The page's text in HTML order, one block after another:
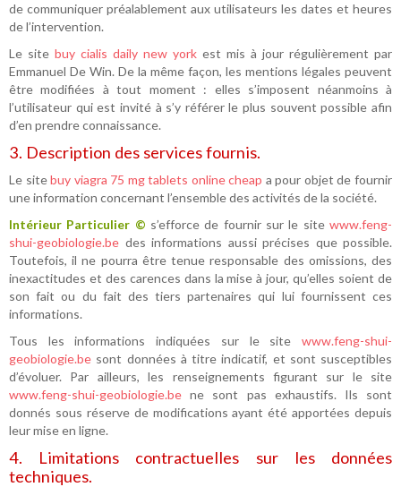
de communiquer préalablement aux utilisateurs les dates et heures
de l’intervention.
Le site buy cialis daily new york est mis à jour régulièrement par
Emmanuel De Win. De la même façon, les mentions légales peuvent
être modifiées à tout moment : elles s’imposent néanmoins à
l’utilisateur qui est invité à s’y référer le plus souvent possible afin
d’en prendre connaissance.
3. Description des services fournis.
Le sitebuy viagra 75 mg tablets online cheap a pour objet de fournir
une information concernant l’ensemble des activités de la société.
Intérieur Particulier © s’efforce de fournir sur le sitewww.feng-
shui-geobiologie.be des informations aussi précises que possible.
Toutefois, il ne pourra être tenue responsable des omissions, des
inexactitudes et des carences dans la mise à jour, qu’elles soient de
son fait ou du fait des tiers partenaires qui lui fournissent ces
informations.
Tous les informations indiquées sur le site www.feng-shui-
geobiologie.be sont données à titre indicatif, et sont susceptibles
d’évoluer. Par ailleurs, les renseignements figurant sur le site
www.feng-shui-geobiologie.be ne sont pas exhaustifs. Ils sont
donnés sous réserve de modifications ayant été apportées depuis
leur mise en ligne.
4. Limitations contractuelles sur les données
techniques.